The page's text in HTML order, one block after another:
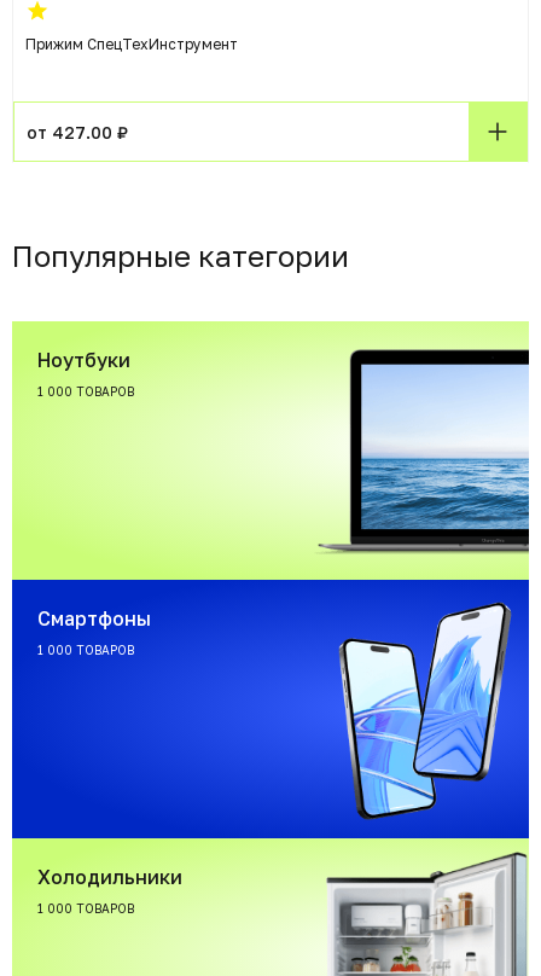
Прижим СпецТехИнструмент
от 427.00 ₽
Популярные категории
Ноутбуки
1 000 ТОВАРОВ
Смартфоны
1 000 ТОВАРОВ
Холодильники
1 000 ТОВАРОВ